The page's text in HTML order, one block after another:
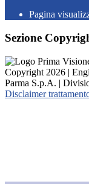
Pagina
Sezione
Copyright 2026 |
Parma S.p.A. |
Disclaimer